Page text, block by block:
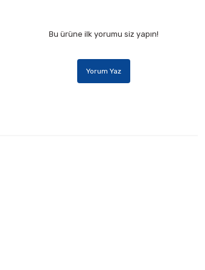
Bu ürüne ilk yorumu siz yapın!
Yorum Yaz